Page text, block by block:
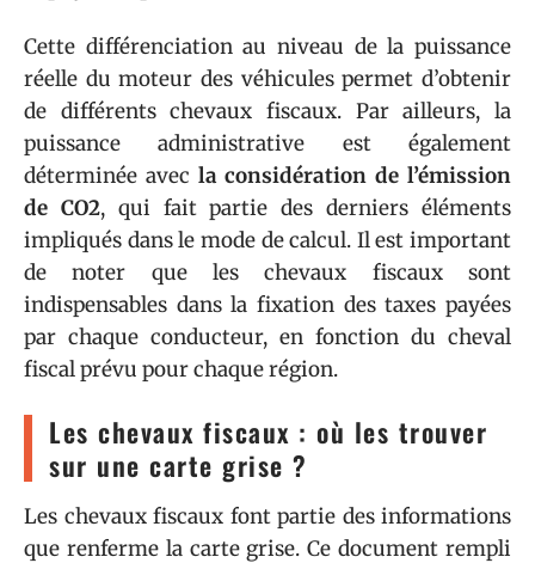
Cette différenciation au niveau de la puissance
réelle du moteur des véhicules permet d’obtenir
de différents chevaux fiscaux. Par ailleurs, la
puissance administrative est également
déterminée avec la considération de l’émission
de CO2, qui fait partie des derniers éléments
impliqués dans le mode de calcul. Il est important
de noter que les chevaux fiscaux sont
indispensables dans la fixation des taxes payées
par chaque conducteur, en fonction du cheval
fiscal prévu pour chaque région.
Les chevaux fiscaux : où les trouver
sur une carte grise ?
Les chevaux fiscaux font partie des informations
que renferme la carte grise. Ce document rempli